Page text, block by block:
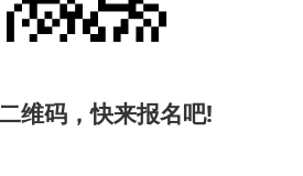
维码，快来报名吧!